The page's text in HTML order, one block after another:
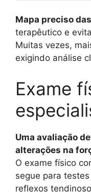
Mapa preciso
terapêutico e
Muitas vezes,
exigindo análise
Exame
Uma avaliação
alterações na
O exame físico
segue para
reflexos